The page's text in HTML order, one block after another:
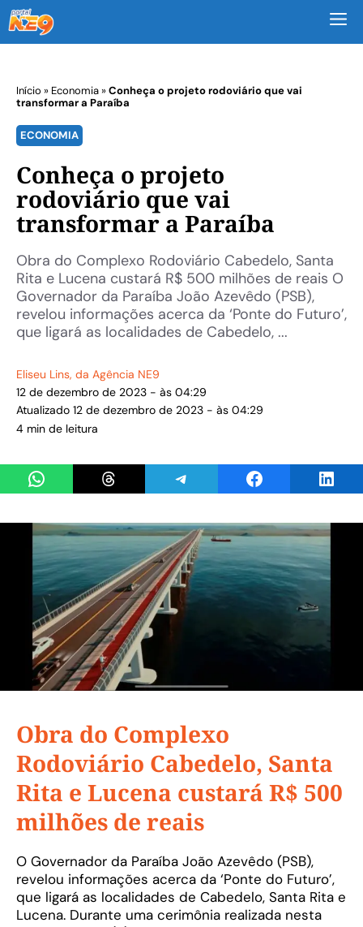
Início » Economia»Conheça o projeto rodoviário que vai
transformar a Paraíba
ECONOMIA
Conheça o projeto
rodoviário que vai
transformar a Paraíba
Obra do Complexo Rodoviário Cabedelo, Santa
Rita e Lucena custará R$ 500 milhões de reais O
Governador da Paraíba João Azevêdo (PSB),
revelou informações acerca da ‘Ponte do Futuro’,
que ligará as localidades de Cabedelo, ...
Eliseu Lins, da Agência NE9
12 de dezembro de 2023 - às 04:29
Atualizado 12 de dezembro de 2023 - às 04:29
4 min de leitura
Share on WhatsAppShare on ThreadsShare on TelegramShare on Facebook
Obra do Complexo
Rodoviário Cabedelo, Santa
Rita e Lucena custará R$ 500
milhões de reais
O Governador da Paraíba João Azevêdo (PSB),
revelou informações acerca da ‘Ponte do Futuro’,
que ligará as localidades de Cabedelo, Santa Rita e
Lucena. Durante uma cerimônia realizada nesta